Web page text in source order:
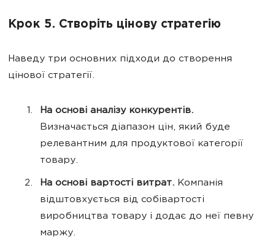
Крок 5. Створіть цінову стратегію
Наведу три основних підходи до створення
цінової стратегії.
На основі аналізу конкурентів.
Визначається діапазон цін, який буде
релевантним для продуктової категорії
товару.
На основі вартості витрат. Компанія
відштовхується від собівартості
виробництва товару і додає до неї певну
маржу.